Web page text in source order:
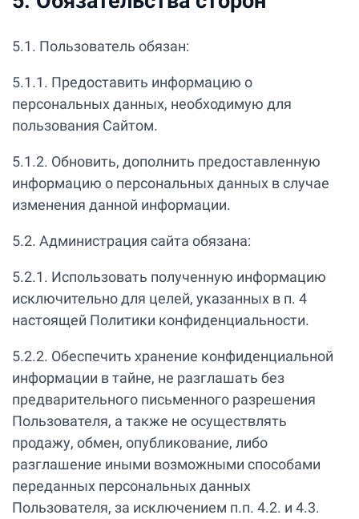
5.1. Пользователь обязан:
5.1.1. Предоставить информацию о
персональных данных, необходимую для
пользования Сайтом.
5.1.2. Обновить, дополнить предоставленную
информацию о персональных данных в случае
изменения данной информации.
5.2. Администрация сайта обязана:
5.2.1. Использовать полученную информацию
исключительно для целей, указанных в п. 4
настоящей Политики конфиденциальности.
5.2.2. Обеспечить хранение конфиденциальной
информации в тайне, не разглашать без
предварительного письменного разрешения
Пользователя, а также не осуществлять
продажу, обмен, опубликование, либо
разглашение иными возможными способами
переданных персональных данных
Пользователя, за исключением п.п. 4.2. и 4.3.